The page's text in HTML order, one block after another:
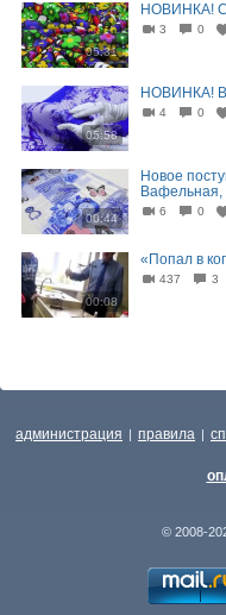
05:31
НОВИНКА!
3 0
05:58
НОВИНКА!
4 0
00:44
Новое
Вафельная,
6 0
00:08
«Попал в
437 3
администрация | правила |
© 2008-